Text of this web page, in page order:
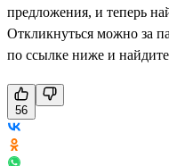
предложения, и теперь
Откликнуться можно за
по ссылке ниже и
56